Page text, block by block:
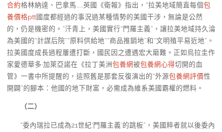
合約格林納達、巴拿馬……英國《衛報》指出，“拉美地域簡直每個包
養價格ptt國度都經過的事況過某種情勢的美國干涉，無論是公然
的，仍是機密的。”汗青上，美國實行“門羅主義”，讓拉美地域持久淪
為美國的“計謀后院”“原料供給地”“商品推銷地”和“文明殖平易近地”。
拉美國度成長過程屢遭打斷，國民因之遭遇宏大磨難。正如烏拉圭作
家愛德華多·加萊亞諾在《拉丁美洲包養網被包養網心得切開的血
管》一書中所提醒的，這照舊是那套反復演出的“外源包養網評價性
開闢”的腳本：他國的地下財富，必需成為維系美國霸權的燃料。
（二）
“委內瑞拉已成為21世紀‘門羅主義’的跳板”，美國粹者就以後委內